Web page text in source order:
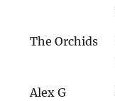
The Orchids
Alex G